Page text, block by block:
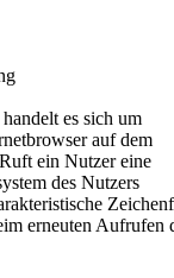
es sich um
auf dem
ein Nutzer eine
des Nutzers
erneuten Aufrufen